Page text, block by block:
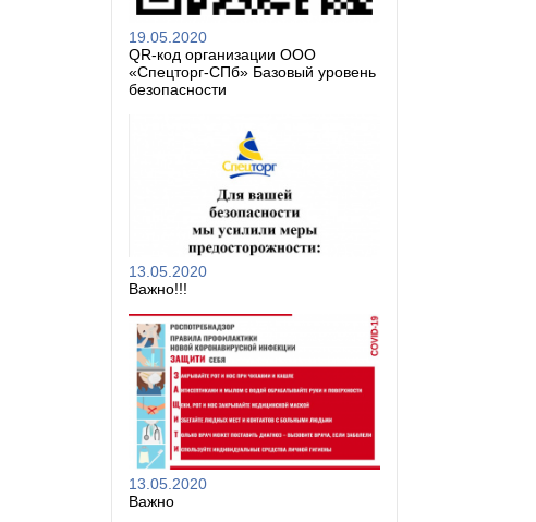
19.05.2020
QR-код организации ООО
«Спецторг-СПб» Базовый уровень
безопасности
13.05.2020
Важно!!!
13.05.2020
Важно